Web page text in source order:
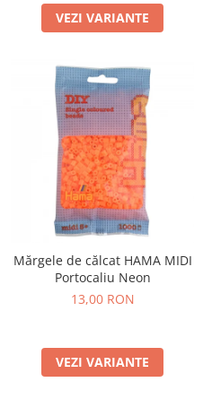
VEZI VARIANTE
Mărgele de călcat HAMA MIDI
Portocaliu Neon
13,00 RON
VEZI VARIANTE